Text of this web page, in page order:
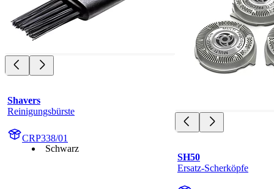
Shavers
Reinigungsbürste
CRP338/01
Schwarz
SH50
Ersatz-Scherköpfe